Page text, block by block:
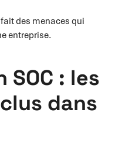
des menaces qui
entreprise.
SOC : les
dans